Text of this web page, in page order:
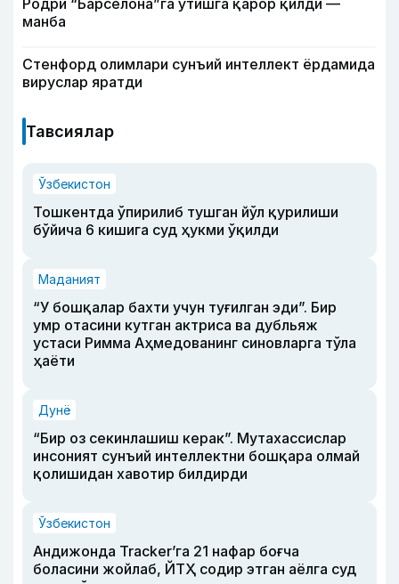
манба
Стенфорд олимлари сунъий интеллект ёрдамида
вируслар яратди
Тавсиялар
Ўзбекистон
Тошкентда ўпирилиб тушган йўл қурилиши
бўйича 6 кишига суд ҳукми ўқилди
Маданият
“У бошқалар бахти учун туғилган эди”. Бир
умр отасини кутган актриса ва дубльяж
устаси Римма Аҳмедованинг синовларга тўла
ҳаёти
Дунё
“Бир оз секинлашиш керак”. Мутахассислар
инсоният сунъий интеллектни бошқара олмай
қолишидан хавотир билдирди
Ўзбекистон
Андижонда Tracker’га 21 нафар боғча
боласини жойлаб, ЙТҲ содир этган аёлга суд